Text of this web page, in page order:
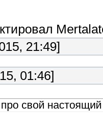
21:49]
01:46]
свой настоящий